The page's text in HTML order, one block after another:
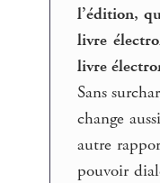
l’édition,
livre
livre
Sans
change
autre
pouvoir